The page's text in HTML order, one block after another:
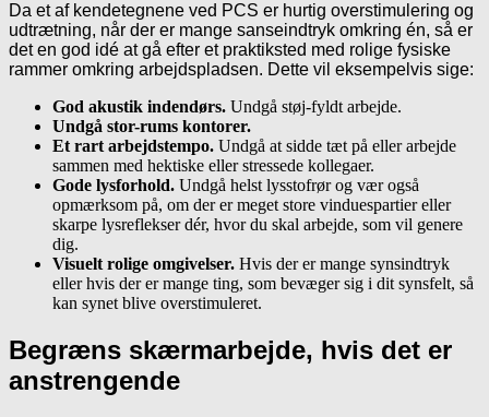
Da et af kendetegnene ved PCS er hurtig overstimulering og
udtrætning, når der er mange sanseindtryk omkring én, så er
det en god idé at gå efter et praktiksted med rolige fysiske
rammer omkring arbejdspladsen. Dette vil eksempelvis sige:
God akustik indendørs. Undgå støj-fyldt arbejde.
Undgå stor-rums kontorer.
Et rart arbejdstempo. Undgå at sidde tæt på eller arbejde
sammen med hektiske eller stressede kollegaer.
Gode lysforhold. Undgå helst lysstofrør og vær også
opmærksom på, om der er meget store vinduespartier eller
skarpe lysreflekser dér, hvor du skal arbejde, som vil genere
dig.
Visuelt rolige omgivelser. Hvis der er mange synsindtryk
eller hvis der er mange ting, som bevæger sig i dit synsfelt, så
kan synet blive overstimuleret.
Begræns skærmarbejde, hvis det er
anstrengende